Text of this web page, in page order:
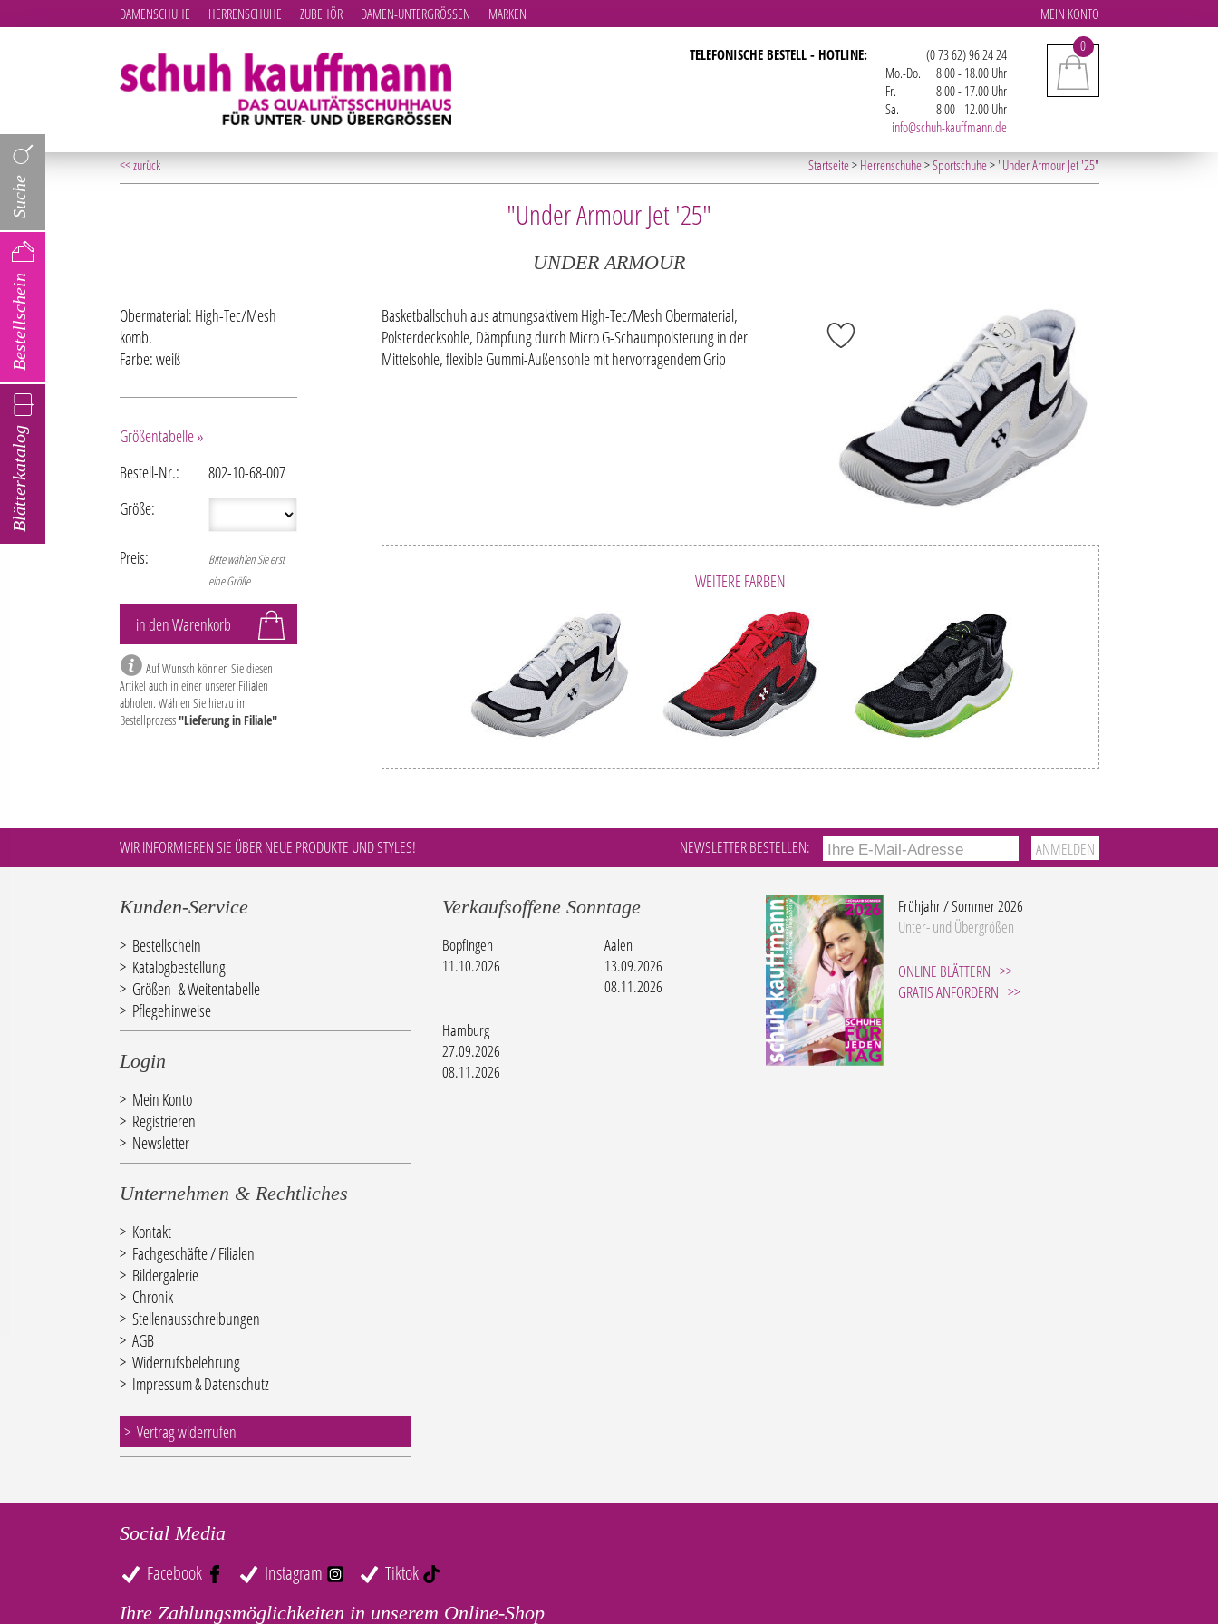
Blätterkatalog
Bestellschein
Suche
MEIN KONTO
DAMENSCHUHE HERRENSCHUHE ZUBEHÖR DAMEN-UNTERGRÖSSEN
MARKEN
0
TELEFONISCHE BESTELL - HOTLINE:
(0 73 62) 96 24 24
Mo.-Do.
8.00 - 18.00 Uhr
Fr.
8.00 - 17.00 Uhr
Sa.
8.00 - 12.00 Uhr
info@schuh-kauffmann.de
<< zurück Startseite> Herrenschuhe>Sportschuhe> "Under Armour Jet '25"
"Under Armour Jet '25"
UNDER ARMOUR
Basketballschuh aus atmungsaktivem High-Tec/Mesh Obermaterial,
Polsterdecksohle, Dämpfung durch Micro G-Schaumpolsterung in der
Mittelsohle, flexible Gummi-Außensohle mit hervorragendem Grip
WEITERE FARBEN
Obermaterial: High-Tec/Mesh
komb.
Farbe: weiß
Größentabelle »
Bestell-Nr.:
802-10-68-007
Größe:
Preis:
Bitte wählen Sie erst
eine Größe
Auf Wunsch können Sie diesen
Artikel auch in einer unserer Filialen
abholen. Wählen Sie hierzu im
Bestellprozess"Lieferung in Filiale"
WIR INFORMIEREN SIE ÜBER NEUE PRODUKTE UND STYLES! NEWSLETTER BESTELLEN:
Kunden-Service
Bestellschein
Katalogbestellung
Größen- & Weitentabelle
Pflegehinweise
Login
Mein Konto
Registrieren
Newsletter
Unternehmen & Rechtliches
Kontakt
Fachgeschäfte / Filialen
Bildergalerie
Chronik
Stellenausschreibungen
AGB
Widerrufsbelehrung
Impressum & Datenschutz
Vertrag widerrufen
Verkaufsoffene Sonntage
Bopfingen
11.10.2026
Aalen
13.09.2026
08.11.2026
Hamburg
27.09.2026
08.11.2026
Frühjahr / Sommer 2026
Unter- und Übergrößen
ONLINE BLÄTTERN
GRATIS ANFORDERN
Social Media
Facebook Instagram Tiktok
Ihre Zahlungsmöglichkeiten in unserem Online-Shop